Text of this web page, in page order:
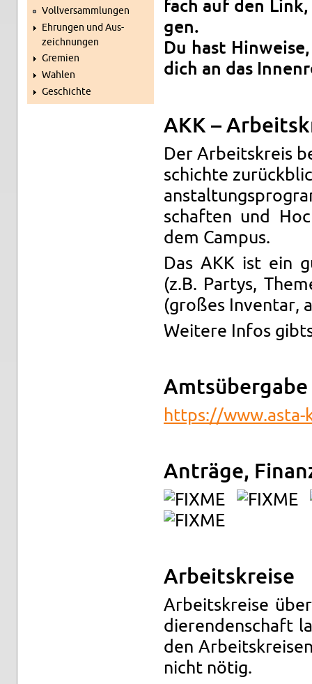
Voll­ver­samm­lun­gen
Eh­run­gen und Aus­
zeich­nun­gen
Gre­mi­en
Wah­len
Ge­schich­te
fach auf den
gen.
Du hast
dich an das
AKK –
Der Ar­beits­kreis
schich­te
schaf­ten und
dem Cam­pus.
Das AKK ist ein
(z.B. Par­tys,
(gro­ßes In­ven­tar,
Wei­te­re Infos
Amts­über­ga­be
https://​
An­trä­ge,
Ar­beits­krei­se
Ar­beits­krei­se
die­ren­den­schaft
den
nicht nötig.